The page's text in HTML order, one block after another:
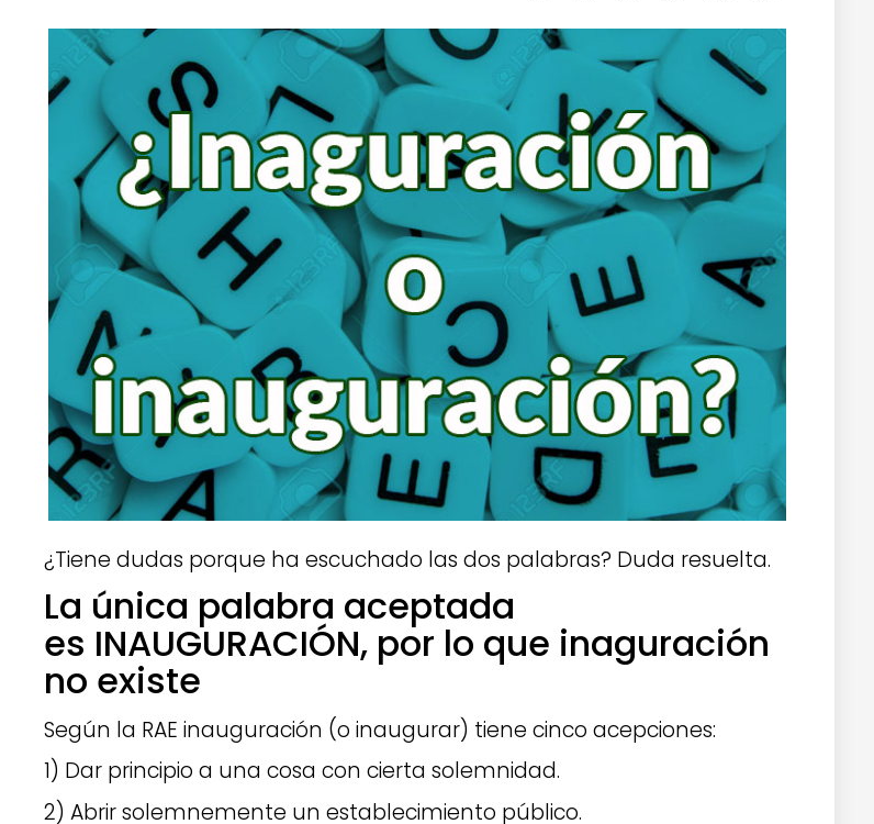
¿Tiene dudas porque ha escuchado las dos palabras? Duda resuelta.
La única palabra aceptada
es INAUGURACIÓN, por lo que inaguración
no existe
Según la RAE inauguración (o inaugurar) tiene cinco acepciones:
1) Dar principio a una cosa con cierta solemnidad.
2) Abrir solemnemente un establecimiento público.